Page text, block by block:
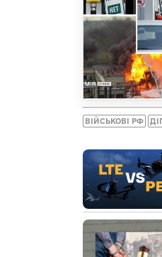
ВІЙСЬКОВІ РФ